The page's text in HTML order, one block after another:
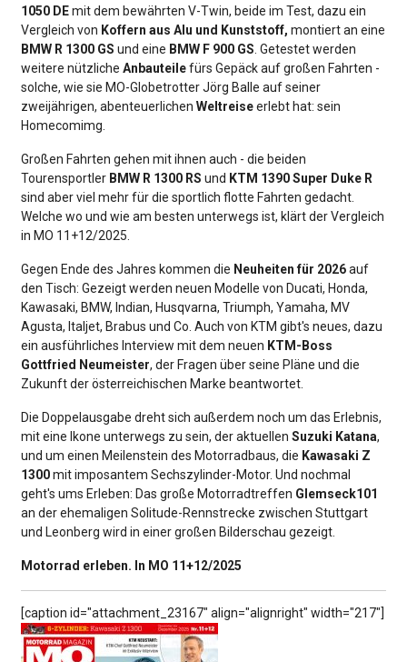
1050 DEmit dem bewährten V-Twin, beide im Test, dazu ein
Vergleich von Koffern aus Alu und Kunststoff, montiert an eine
BMW R 1300 GS und eine BMW F 900 GS . Getestet werden
weitere nützliche Anbauteilefürs Gepäck auf großen Fahrten -
solche, wie sie MO-Globetrotter Jörg Balle auf seiner
zweijährigen, abenteuerlichen Weltreiseerlebt hat: sein
Homecomimg.
Großen Fahrten gehen mit ihnen auch - die beiden
Tourensportler BMW R 1300 RS und KTM 1390 Super Duke R
sind aber viel mehr für die sportlich flotte Fahrten gedacht.
Welche wo und wie am besten unterwegs ist, klärt der Vergleich
in MO 11+12/2025.
Gegen Ende des Jahres kommen die Neuheiten für 2026auf
den Tisch: Gezeigt werden neuen Modelle von Ducati, Honda,
Kawasaki, BMW, Indian, Husqvarna, Triumph, Yamaha, MV
Agusta, Italjet, Brabus und Co. Auch von KTM gibt's neues, dazu
ein ausführliches Interview mit dem neuen KTM-Boss
Gottfried Neumeister, der Fragen über seine Pläne und die
Zukunft der österreichischen Marke beantwortet.
Die Doppelausgabe dreht sich außerdem noch um das Erlebnis,
mit eine Ikone unterwegs zu sein, der aktuellen Suzuki Katana,
und um einen Meilenstein des Motorradbaus, die Kawasaki Z
1300mit imposantem Sechszylinder-Motor. Und nochmal
geht's ums Erleben: Das große Motorradtreffen Glemseck101
an der ehemaligen Solitude-Rennstrecke zwischen Stuttgart
und Leonberg wird in einer großen Bilderschau gezeigt.
Motorrad erleben. In MO 11+12/2025
[caption id="attachment_23167" align="alignright" width="217"]